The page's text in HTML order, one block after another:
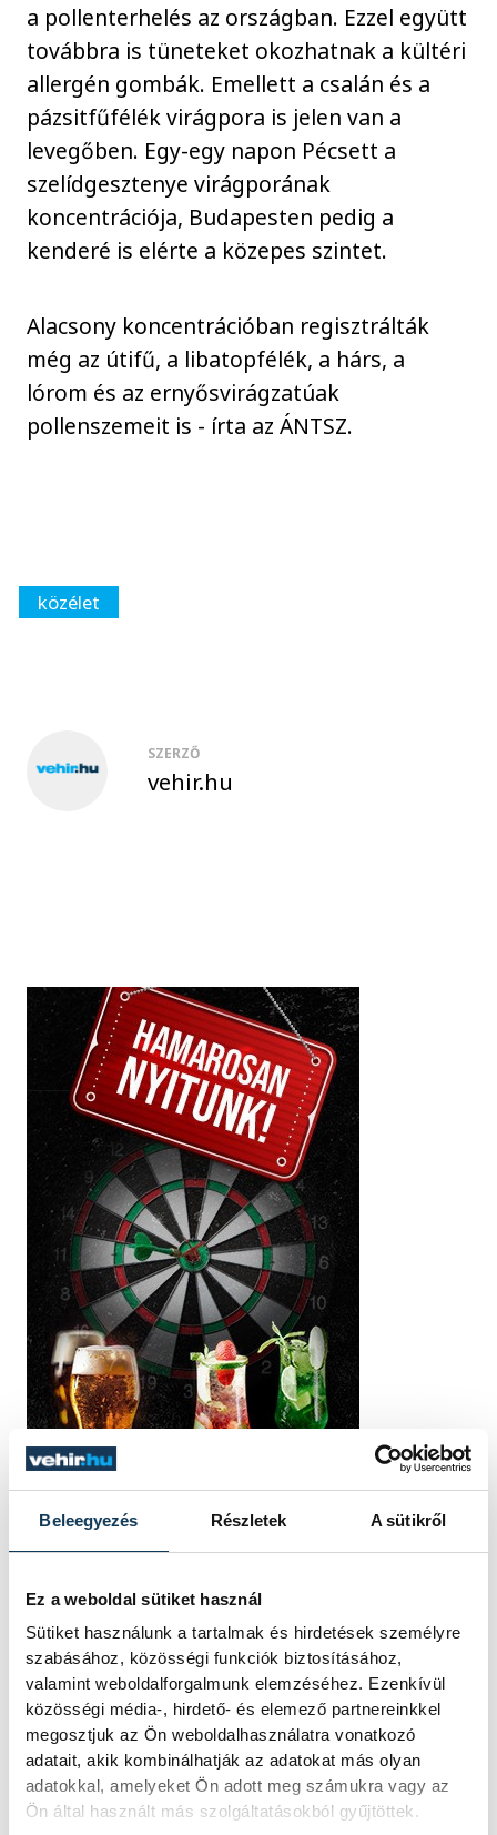
Beleegyezés Részletek A sütikről
Ez a weboldal sütiket használ
Sütiket használunk a tartalmak és hirdetések személyre
szabásához, közösségi funkciók biztosításához,
valamint weboldalforgalmunk elemzéséhez. Ezenkívül
közösségi média-, hirdető- és elemező partnereinkkel
megosztjuk az Ön weboldalhasználatra vonatkozó
adatait, akik kombinálhatják az adatokat más olyan
adatokkal, amelyeket Ön adott meg számukra vagy az
Ön által használt más szolgáltatásokból gyűjtöttek.
a pollenterhelés az országban. Ezzel együtt
továbbra is tüneteket okozhatnak a kültéri
allergén gombák. Emellett a csalán és a
pázsitfűfélék virágpora is jelen van a
levegőben. Egy-egy napon Pécsett a
szelídgesztenye virágporának
koncentrációja, Budapesten pedig a
kenderé is elérte a közepes szintet.
Alacsony koncentrációban regisztrálták
még az útifű, a libatopfélék, a hárs, a
lórom és az ernyősvirágzatúak
pollenszemeit is - írta az ÁNTSZ.
közélet
SZERZŐ
vehir.hu
TOVÁBBI CIKKEK
KÖZÉLET